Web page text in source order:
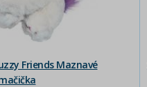
Friends Maznavé